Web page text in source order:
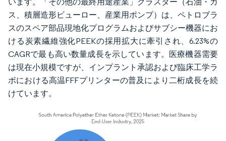
います。「その他の最終用途産業」クラスター（石油・ガ
ス、積層造形ビューロー、産業用ポンプ）は、ペトロブラ
スのスペア部品現地化プログラムおよびサブシー機器にお
ける炭素繊維強化PEEKの採用拡大に牽引され、6.23%の
CAGRで最も高い数量成長を示しています。医療機器需要
は現在小規模ですが、インプラント承認および臨床工学ラ
ボにおける高温FFFプリンターの普及により二桁成長を続
けています。